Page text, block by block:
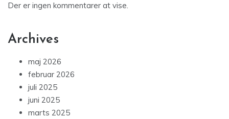
Der er ingen kommentarer at vise.
Archives
maj 2026
februar 2026
juli 2025
juni 2025
marts 2025